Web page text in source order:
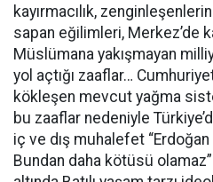
kayırmacılık,
sapan eğilimleri, Merkez’de
Müslümana yakışmayan
yol açtığı zaaflar…
kökleşen mevcut yağma
bu zaaflar nedeniyle
iç ve dış muhalefet
Bundan daha kötüsü